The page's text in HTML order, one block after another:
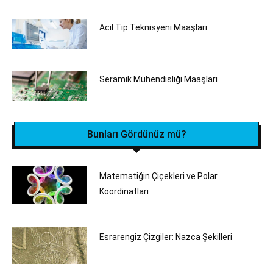
Acil Tıp Teknisyeni Maaşları
Seramik Mühendisliği‎ Maaşları
Bunları Gördünüz mü?
Matematiğin Çiçekleri ve Polar
Koordinatları
Esrarengiz Çizgiler: Nazca Şekilleri